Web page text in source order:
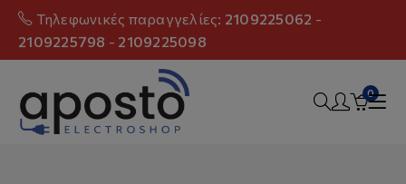
Τηλεφωνικές παραγγελίες: 2109225062 -
2109225798 - 2109225098
0